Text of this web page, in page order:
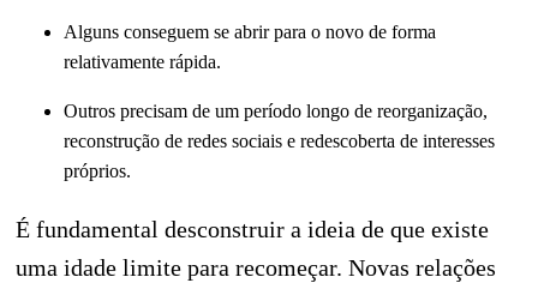
Alguns conseguem se abrir para o novo de forma
relativamente rápida.
Outros precisam de um período longo de reorganização,
reconstrução de redes sociais e redescoberta de interesses
próprios.
É fundamental desconstruir a ideia de que existe
uma idade limite para recomeçar. Novas relações